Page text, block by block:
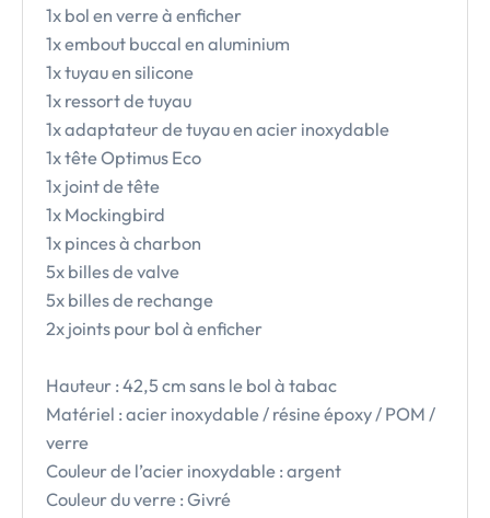
1x bol en verre à enficher
1x embout buccal en aluminium
1x tuyau en silicone
1x ressort de tuyau
1x adaptateur de tuyau en acier inoxydable
1x tête Optimus Eco
1x joint de tête
1x Mockingbird
1x pinces à charbon
5x billes de valve
5x billes de rechange
2x joints pour bol à enficher
Hauteur : 42,5 cm sans le bol à tabac
Matériel : acier inoxydable / résine époxy / POM /
verre
Couleur de l’acier inoxydable : argent
Couleur du verre : Givré